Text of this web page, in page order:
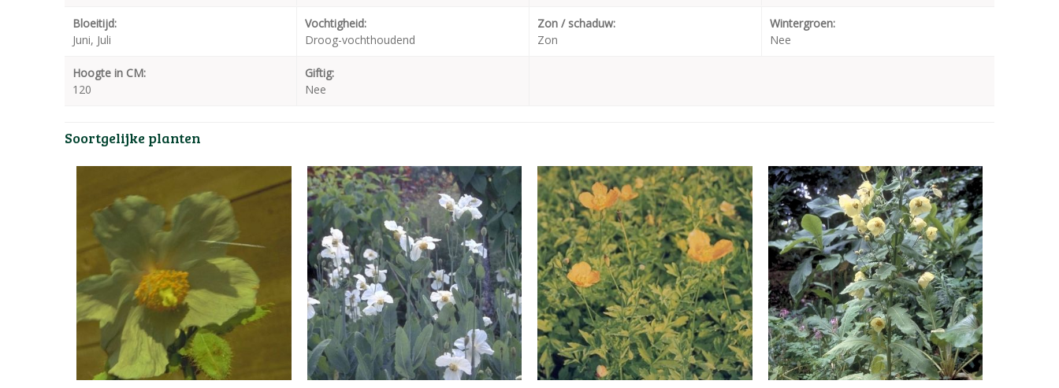
Bloeitijd:
Juni, Juli
Vochtigheid:
Droog-vochthoudend
Zon / schaduw:
Zon
Wintergroen:
Nee
Hoogte in CM:
120
Giftig:
Nee
Soortgelijke planten